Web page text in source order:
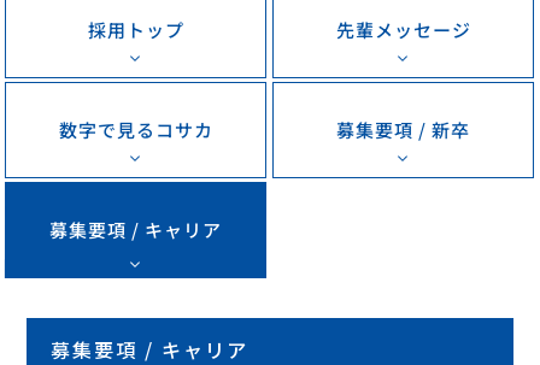
採用トップ 先輩メッセージ
数字で見るコサカ 募集要項 / 新卒
募集要項 / キャリア
募集要項 / キャリア